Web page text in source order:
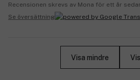
Recensionen skrevs av Mona för ett år
Se översättning
Visa mindre